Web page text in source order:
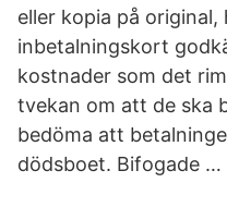
eller kopia på original,
inbetalningskort
kostnader som det
tvekan om att de ska
bedöma att
dödsboet. Bifogade …